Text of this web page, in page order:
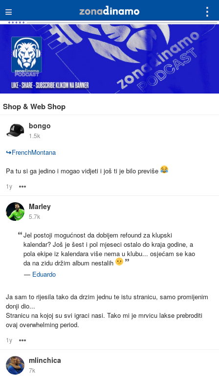
≡ ⋮
Shop & Web Shop
bongo
1.5k
↪FrenchMontana
Pa tu si ga jedino i mogao vidjeti i još ti je bilo previše
1y
Marley
5.7k
Jel postoji mogućnost da dobijem refound za klupski
kalendar? Još je šest i pol mjeseci ostalo do kraja godine, a
pola ekipe iz kalendara više nema u klubu... osjećam se kao
da na zidu držim album nestalih
— Eduardo
Ja sam to rijesila tako da drzim jednu te istu stranicu, samo promijenim
donji dio...
Stranicu na kojoj su svi igraci nasi. Tako mi je mrvicu lakse prebroditi
ovaj overwhelming period.
1y
mlinchica
7k